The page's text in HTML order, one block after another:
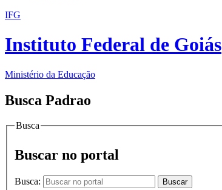
IFG
Instituto Federal de Goiás
Ministério da Educação
Busca Padrao
Busca
Buscar no portal
Busca: Buscar